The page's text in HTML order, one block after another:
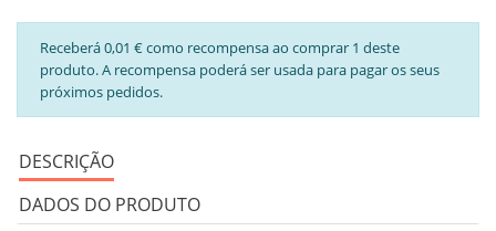
Receberá 0,01 € como recompensa ao comprar 1 deste
produto. A recompensa poderá ser usada para pagar os seus
próximos pedidos.
DESCRIÇÃO
DADOS DO PRODUTO